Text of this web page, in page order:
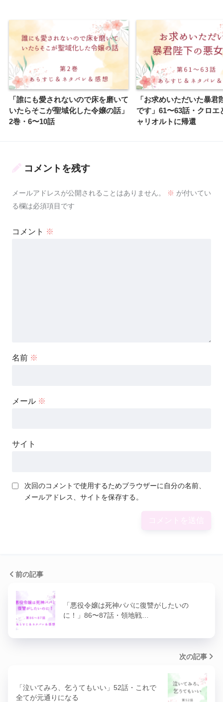
「誰にも愛されないので床を磨いて
いたらそこが聖域化した令嬢の話」
2巻・6〜10話
「お求めいただいた暴君
です」61〜63話・クロエ
ャリオルトに帰還
コメントを残す
メールアドレスが公開されることはありません。 ※ が付いてい
る欄は必須項目です
コメント ※
名前 ※
メール ※
サイト
次回のコメントで使用するためブラウザーに自分の名前、
メールアドレス、サイトを保存する。
前の記事
「悪役令嬢は死神パパに復讐がしたいの
に！」86〜87話・領地戦…
次の記事
「泣いてみろ、乞うてもいい」52話・これで
全てが元通りになる